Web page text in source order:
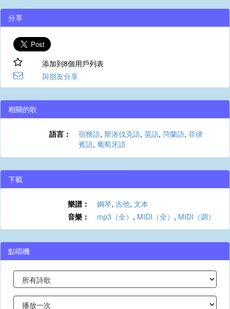
分享
添加到8個用戶列表
與朋友分享
相關的歌
語言： 宿務語, 斯洛伐克語, 英語, 菏蘭語, 菲律
賓語, 葡萄牙語
下載
樂譜： 鋼琴, 吉他, 文本
音樂：
mp3（全） , MIDI（全） , MIDI（調）
點唱機